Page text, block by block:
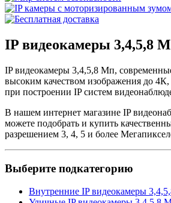
IP видеокамеры 3,4,5,8
IP видеокамеры 3,4,5,8 Мп,
высоким качеством изображения до
при построении IP систем
В нашем интернет магазине IP
можете подобрать и купить
разрешением 3, 4, 5 и более
Выберите подкатегорию
Внутренние IP видеокамеры